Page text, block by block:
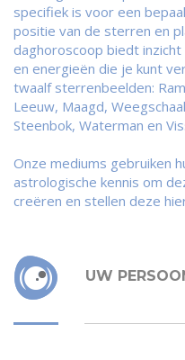
specifiek is voor een
positie van de sterren en
daghoroscoop biedt
en energieën die je kunt
twaalf sterrenbeelden:
Leeuw, Maagd,
Steenbok, Waterman en
Onze mediums gebruiken
astrologische kennis om
creëren en stellen deze
UW